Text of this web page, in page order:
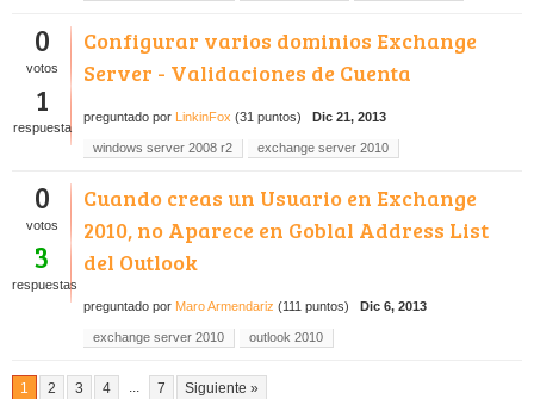
0
votos
1
respuesta
Configurar varios dominios Exchange
Server - Validaciones de Cuenta
preguntado por LinkinFox (31 puntos) Dic 21, 2013
windows server 2008 r2 exchange server 2010
0
votos
3
respuestas
Cuando creas un Usuario en Exchange
2010, no Aparece en Goblal Address List
del Outlook
preguntado por Maro Armendariz (111 puntos) Dic 6, 2013
exchange server 2010 outlook 2010
1 2 3 4 ... 7 Siguiente »